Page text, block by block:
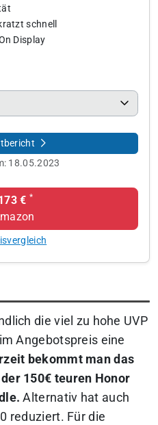
schnell
Display
18.05.2023
€ *
die viel zu hohe UVP
Angebotspreis eine
bekommt man das
150€ teuren Honor
Alternativ hat auch
reduziert. Für die